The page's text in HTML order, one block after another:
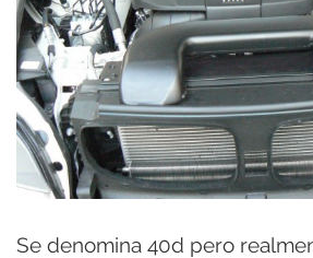
Se denomina 40d pero